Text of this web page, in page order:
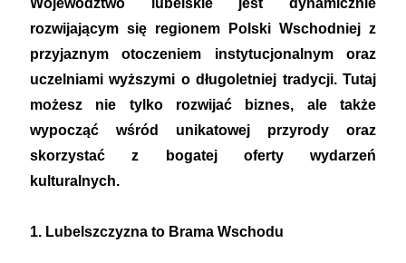
Województwo lubelskie jest dynamicznie
rozwijającym się regionem Polski Wschodniej z
przyjaznym otoczeniem instytucjonalnym oraz
uczelniami wyższymi o długoletniej tradycji. Tutaj
możesz nie tylko rozwijać biznes, ale także
wypocząć wśród unikatowej przyrody oraz
skorzystać z bogatej oferty wydarzeń
kulturalnych.
1. Lubelszczyzna to Brama Wschodu